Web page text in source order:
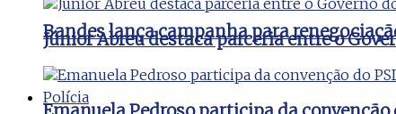
Bandes lança campanha para
Polícia
Júnior Abreu destaca parceria entre o